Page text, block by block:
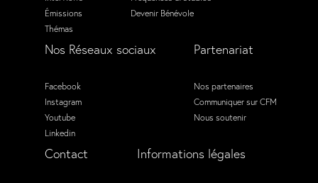
Émissions
Thémas
Devenir Bénévole
Nos Réseaux sociaux
Facebook
Instagram
Youtube
Linkedin
Partenariat
Nos partenaires
Communiquer sur CFM
Nous soutenir
Contact Informations légales